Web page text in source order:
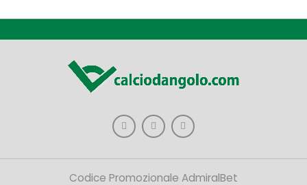
Codice Promozionale AdmiralBet